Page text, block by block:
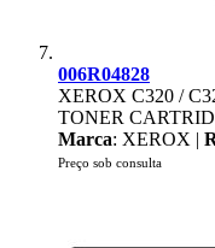
006R04828
XEROX C320 /
TONER
Marca: XEROX |
Preço sob consulta